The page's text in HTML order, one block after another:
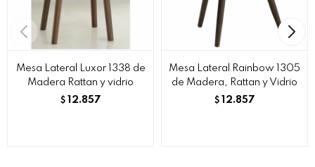
Mesa Lateral Luxor 1338 de
Madera Rattan y vidrio
$ 12.857
Mesa Lateral Rainbow 1305
de Madera, Rattan y Vidrio
$ 12.857